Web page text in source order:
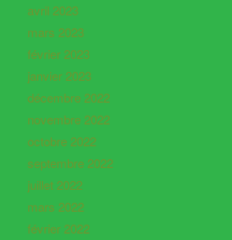
avril 2023
mars 2023
février 2023
janvier 2023
décembre 2022
novembre 2022
octobre 2022
septembre 2022
juillet 2022
mars 2022
février 2022